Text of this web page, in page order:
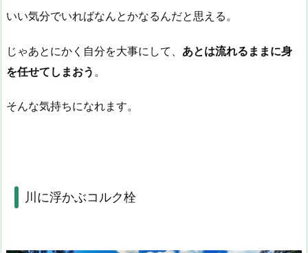
いい気分でいればなんとかなるんだと思える。
じゃあとにかく自分を大事にして、 あとは流れるままに身
を任せてしまおう 。
そんな気持ちになれます。
川に浮かぶコルク栓